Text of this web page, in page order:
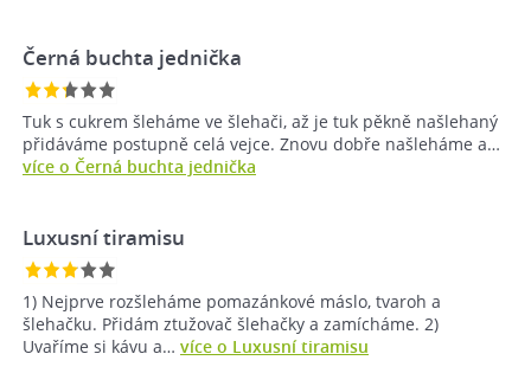
Černá buchta jednička
Tuk s cukrem šleháme ve šlehači, až je tuk pěkně našlehaný
přidáváme postupně celá vejce. Znovu dobře našleháme a…
více o Černá buchta jednička
Luxusní tiramisu
1) Nejprve rozšleháme pomazánkové máslo, tvaroh a
šlehačku. Přidám ztužovač šlehačky a zamícháme. 2)
Uvaříme si kávu a… více o Luxusní tiramisu